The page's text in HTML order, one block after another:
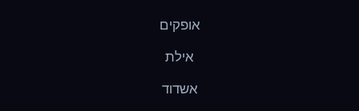
אופקים
אילת
אשדוד